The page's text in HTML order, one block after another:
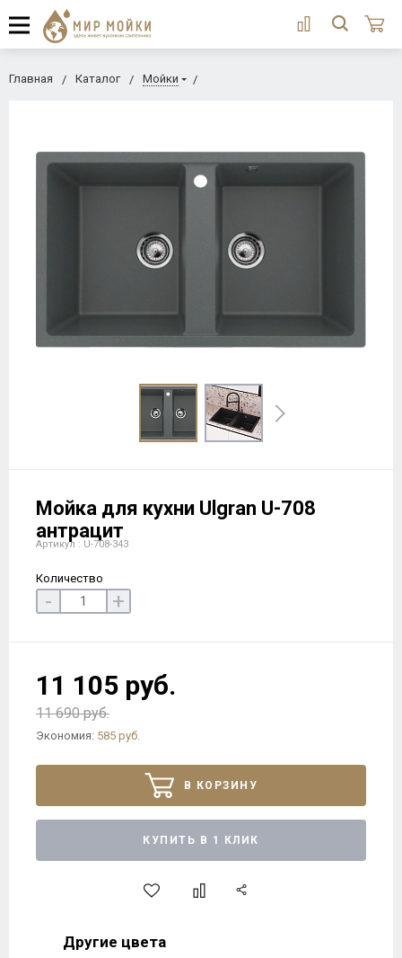
Главная Каталог Мойки
Мойка для кухни Ulgran U-708
антрацит
Артикул : U-708-343
Количество
- +
11 105 руб.
11 690 руб.
Экономия: 585 руб.
В КОРЗИНУ
КУПИТЬ В 1 КЛИК
Другие цвета